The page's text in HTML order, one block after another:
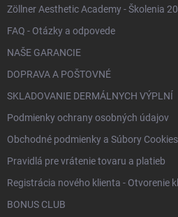
Zöllner Aesthetic Academy - Školenia
FAQ - Otázky a odpovede
NAŠE GARANCIE
DOPRAVA A POŠTOVNÉ
SKLADOVANIE DERMÁLNYCH VÝPLNÍ
Podmienky ochrany osobných údajov
Obchodné podmienky a Súbory Cookies
Pravidlá pre vrátenie tovaru a platieb
Registrácia nového klienta - Otvorenie
BONUS CLUB